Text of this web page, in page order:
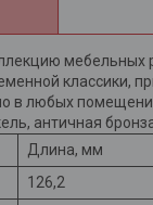
мебельных
классики,
в любых
античная
Длина, мм
126,2